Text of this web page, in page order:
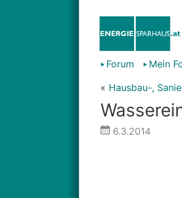
Forum Mein
« Hausbau-,
6.3.2014